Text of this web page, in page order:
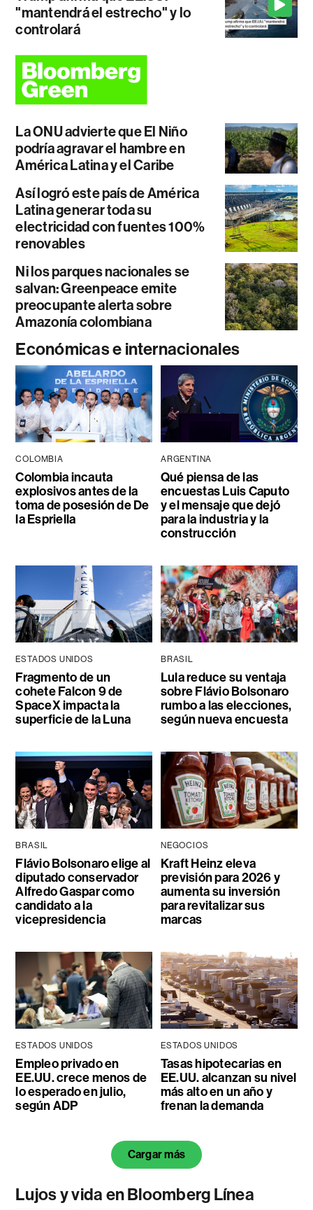
"mantendrá el estrecho" y lo
controlará
La ONU advierte que El Niño
podría agravar el hambre en
América Latina y el Caribe
Así logró este país de América
Latina generar toda su
electricidad con fuentes 100%
renovables
Ni los parques nacionales se
salvan: Greenpeace emite
preocupante alerta sobre
Amazonía colombiana
Económicas e internacionales
COLOMBIA
Colombia incauta
explosivos antes de la
toma de posesión de De
la Espriella
ARGENTINA
Qué piensa de las
encuestas Luis Caputo
y el mensaje que dejó
para la industria y la
construcción
ESTADOS UNIDOS
Fragmento de un
cohete Falcon 9 de
SpaceX impacta la
superficie de la Luna
BRASIL
Lula reduce su ventaja
sobre Flávio Bolsonaro
rumbo a las elecciones,
según nueva encuesta
BRASIL
Flávio Bolsonaro elige al
diputado conservador
Alfredo Gaspar como
candidato a la
vicepresidencia
NEGOCIOS
Kraft Heinz eleva
previsión para 2026 y
aumenta su inversión
para revitalizar sus
marcas
ESTADOS UNIDOS
Empleo privado en
EE.UU. crece menos de
lo esperado en julio,
según ADP
ESTADOS UNIDOS
Tasas hipotecarias en
EE.UU. alcanzan su nivel
más alto en un año y
frenan la demanda
Cargar más
Lujos y vida en Bloomberg Línea